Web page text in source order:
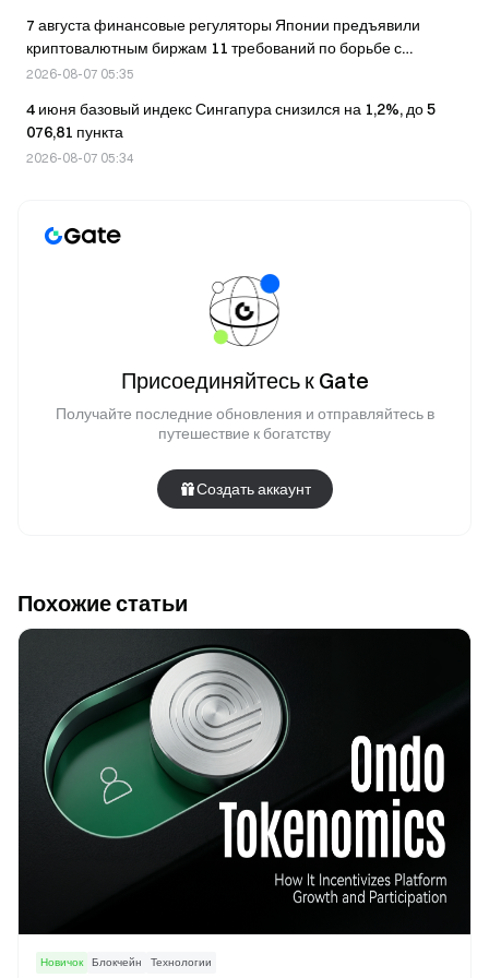
7 августа финансовые регуляторы Японии предъявили
криптовалютным биржам 11 требований по борьбе с
мошенничеством.
2026-08-07 05:35
4 июня базовый индекс Сингапура снизился на 1,2%, до 5
076,81 пункта
2026-08-07 05:34
Присоединяйтесь к Gate
Получайте последние обновления и отправляйтесь в
путешествие к богатству
Создать аккаунт
Похожие статьи
Новичок Блокчейн Технологии